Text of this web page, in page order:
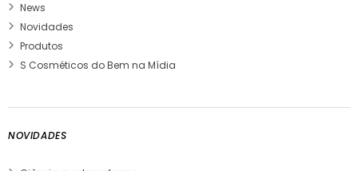
News
Novidades
Produtos
S Cosméticos do Bem na Mídia
NOVIDADES